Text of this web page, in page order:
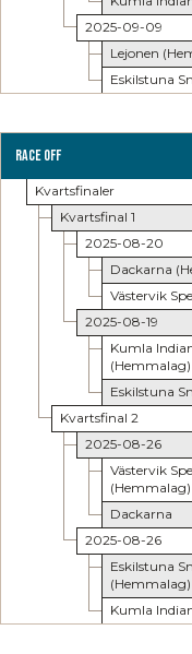
2025-09-09
Lejonen
Eskilstuna
Race Off
Kvartsfinaler
Kvartsfinal 1
2025-08-20
Dackarna
Västervik
2025-08-19
Kumla
(Hemmalag)
Eskilstuna
Kvartsfinal 2
2025-08-26
Västervik
(Hemmalag)
Dackarna
2025-08-26
Eskilstuna
(Hemmalag)
Kumla